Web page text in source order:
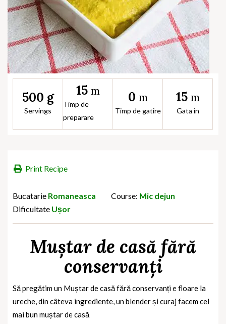
500 g
Servings
15 m
Timp de
preparare
0 m
Timp de gatire
15 m
Gata in
Print Recipe
Bucatarie Romaneasca Course: Mic dejun
Dificultate Ușor
Muștar de casă fără
conservanți
Să pregătim un Muștar de casă fără conservanți e floare la
ureche, din câteva ingrediente, un blender și curaj facem cel
mai bun muștar de casă